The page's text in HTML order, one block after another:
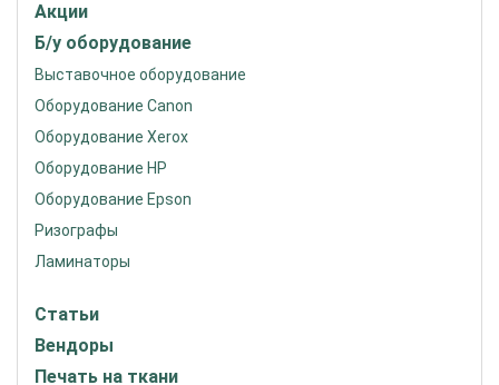
Акции
Б/у оборудование
Выставочное оборудование
Оборудование Canon
Оборудование Xerox
Оборудование HP
Оборудование Epson
Ризографы
Ламинаторы
Статьи
Вендоры
Печать на ткани